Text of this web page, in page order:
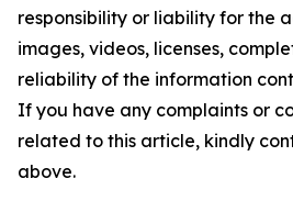
responsibility or liability for the
images, videos, licenses,
reliability of the information
If you have any complaints or
related to this article, kindly
above.